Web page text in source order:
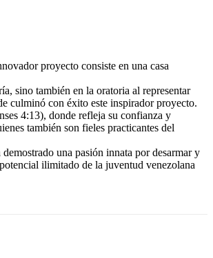
proyecto consiste en una casa
sino también en la oratoria al representar
culminó con éxito este inspirador proyecto.
4:13), donde refleja su confianza y
también son fieles practicantes del
una pasión innata por desarmar y
ilimitado de la juventud venezolana